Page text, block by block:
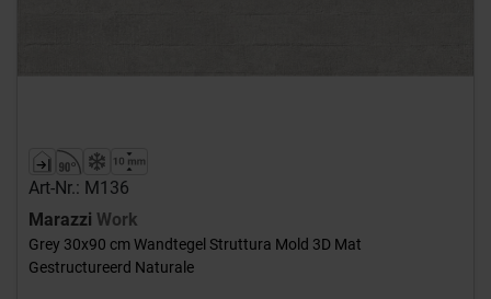
Art-Nr.: M136
Marazzi Work
Grey 30x90 cm Wandtegel Struttura Mold 3D Mat
Gestructureerd Naturale